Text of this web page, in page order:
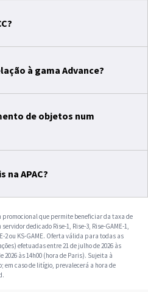
à gama Advance?
de objetos num
na APAC?
promocional que permite beneficiar da taxa de
dedicado Rise-1, Rise-3, Rise-GAME-1,
2 ou KS-GAME. Oferta válida para todas as
efetuadas entre 21 de julho de 2026 às
2026 às 14h00 (hora de Paris). Sujeita à
caso de litígio, prevalecerá a hora de